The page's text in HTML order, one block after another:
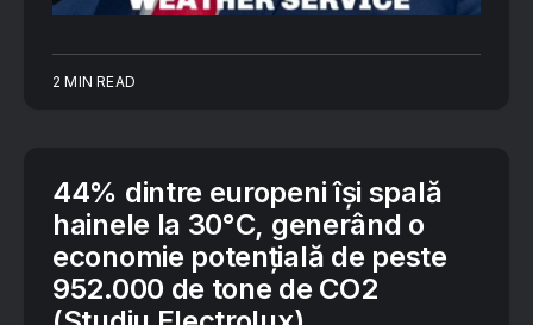
2 MIN READ
44% dintre europeni își spală
hainele la 30°C, generând o
economie potențială de peste
952.000 de tone de CO2